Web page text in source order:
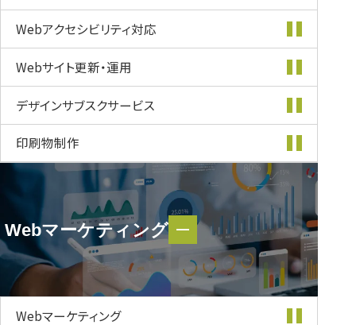
Webアクセシビリティ対応
Webサイト更新・運用
デザインサブスクサービス
印刷物制作
Webマーケティング
Webマーケティング
Webマーケティング